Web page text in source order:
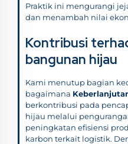
Praktik ini mengurangi
dan menambah nilai
Kontribusi
bangunan hijau
Kami menutup bagian
bagaimana
berkontribusi pada
hijau melalui
peningkatan efisiensi
karbon terkait logistik.